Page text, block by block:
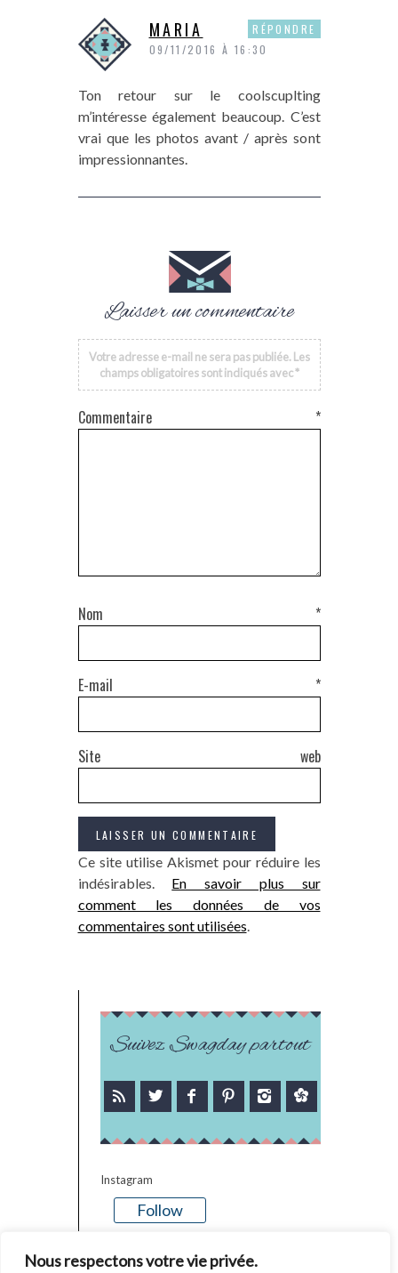
Nous respectons votre vie privée.
MARIA
09/11/2016 À 16:30
Ton retour sur le coolscuplting
m’intéresse également beaucoup. C’est
vrai que les photos avant / après sont
impressionnantes.
RÉPONDRE
Laisser un commentaire
Votre adresse e-mail ne sera pas publiée. Les
champs obligatoires sont indiqués avec*
Commentaire *
Nom *
E-mail *
Site web
Ce site utilise Akismet pour réduire les
indésirables. En savoir plus sur
comment les données de vos
commentaires sont utilisées.
Suivez Swagday partout
Instagram
Follow